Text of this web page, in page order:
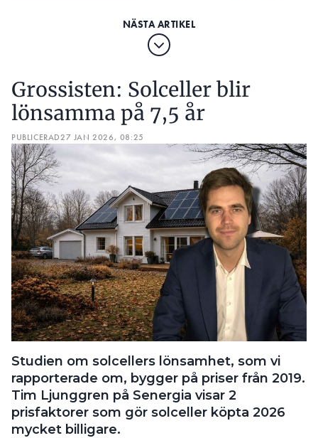
Grossisten: Solceller blir
lönsamma på 7,5 år
PUBLICERAD27 JAN 2026, 08:25
Studien om solcellers lönsamhet, som vi
rapporterade om, bygger på priser från 2019.
Tim Ljunggren på Senergia visar 2
prisfaktorer som gör solceller köpta 2026
mycket billigare.